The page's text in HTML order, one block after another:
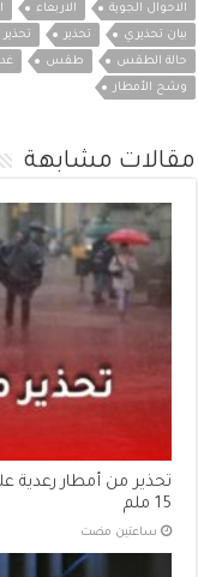
الاحوال الجوية
الاربعاء
بيان تحذيري
تحذير
حالة الطقس
طقس
وشح الأمطار
مقالات مشابهة
15 ملم
‏ساعتين مضت